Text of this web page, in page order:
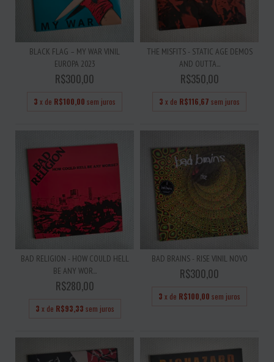
BLACK FLAG – MY WAR VINIL
EUROPA 2023
R$300,00
3 x de R$100,00 sem juros
THE MISFITS - STATIC AGE DEMOS
AND OUTTA...
R$350,00
3 x de R$116,67 sem juros
BAD RELIGION - HOW COULD HELL
BE ANY WOR...
R$280,00
3 x de R$93,33 sem juros
BAD BRAINS - RISE VINIL NOVO
R$300,00
3 x de R$100,00 sem juros